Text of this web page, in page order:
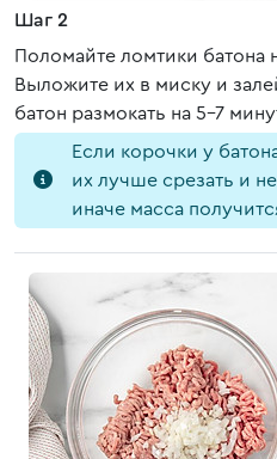
Шаг 2
Поломайте ломтики батона
Выложите их в миску и
батон размокать на 5-7
Если корочки у
их лучше срезать и
иначе масса